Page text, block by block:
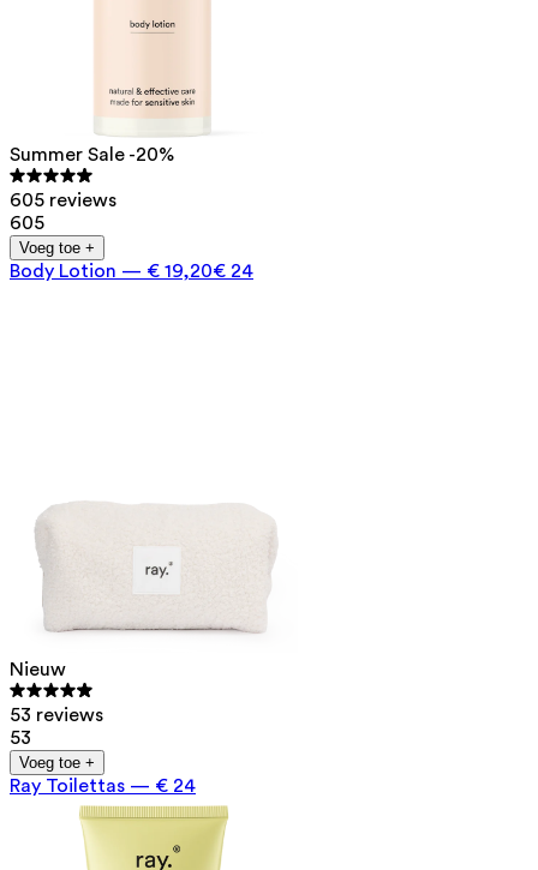
Summer Sale -20%
605 reviews
605
Voeg toe +
Body Lotion — € 19,20€ 24
Nieuw
53 reviews
53
Voeg toe +
Ray Toilettas — € 24